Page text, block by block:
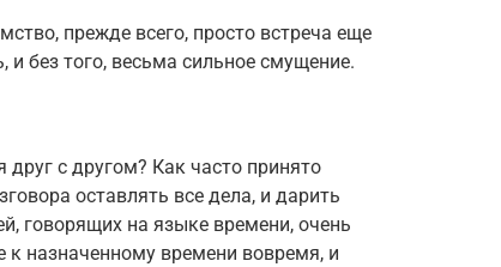
прежде всего, просто встреча еще
без того, весьма сильное смущение.
с другом? Как часто принято
оставлять все дела, и дарить
говорящих на языке времени, очень
назначенному времени вовремя, и